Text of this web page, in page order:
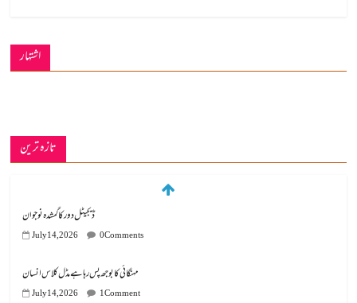
اشتہار
تازہ ترین
ڈیجیٹل دور کا گمشدہ نوجوان
July 14, 2026 0 Comments
مہنگائی کا بوجھ پس رہا ہے مڈل کلاس انسان
July 14, 2026 1 Comment